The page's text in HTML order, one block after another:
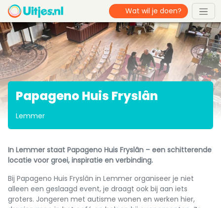
Papageno Huis Fryslân
Lemmer
In Lemmer staat Papageno Huis Fryslân – een schitterende
locatie voor groei, inspiratie en verbinding.
Bij Papageno Huis Fryslân in Lemmer organiseer je niet
alleen een geslaagd event, je draagt ook bij aan iets
groters. Jongeren met autisme wonen en werken hier,